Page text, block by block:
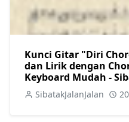
Kunci Gitar "Diri
dan Lirik dengan
Keyboard Mudah -
SibatakJalanJalan